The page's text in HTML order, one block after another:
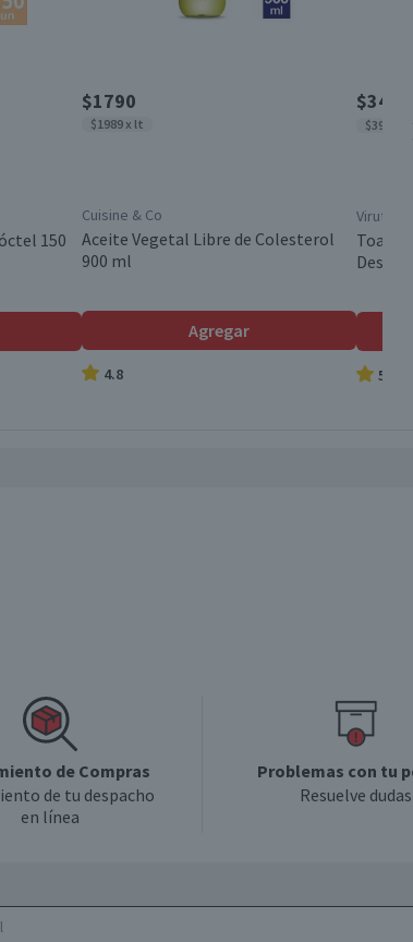
hasta su fecha de caducidad
150
$1790
$1989 x lt
Cuisine & Co
Aceite Vegetal Libre de Colesterol
900 ml
Agregar
4.8
$3490
$39 x un
Virutex
Toallas
5.0
de Compras
de tu despacho
en línea
Problemas con tu
Resuelve dudas